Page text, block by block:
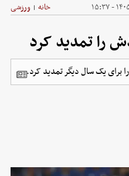
خانه | ورزشی
را تمدید کرد
را برای یک سال دیگر تمدید کرد.